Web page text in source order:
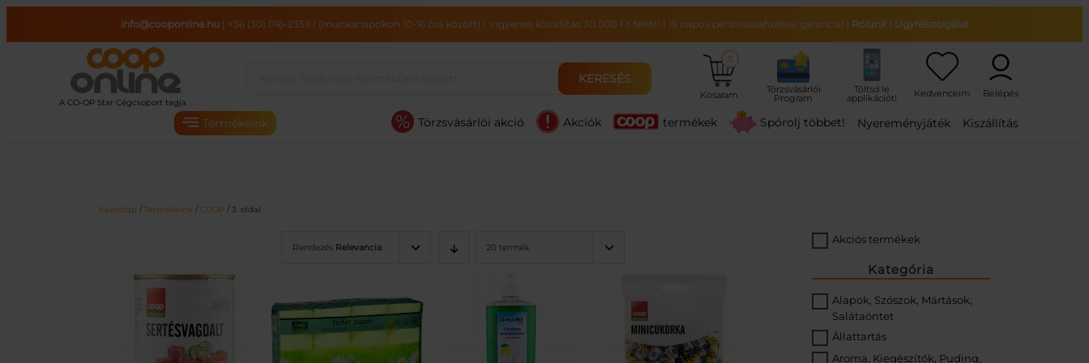
tartalomhoz
info@cooponline.hu | +36 (30) 016-2359| (munkanapokon 10-16 óra között) | Ingyenes kiszállítás 30.000 Ft felett! | 15 napos pénzvisszafizetési garancia! | Rólunk| Ügyfélszolgálat
KERESÉS
Kosaram
0
Termékeink Törzsvásárlói akció Akciók termékek Spórolj többet! Nyereményjáték Kiszállítás
Kezdőlap / Termékeink / COOP / 3. oldal
Rendezés Relevancia 20 termék
Akciós termékek
Kategória
Alapok, Szószok, Mártások,
Salátaöntet
Állattartás
Aroma, Kiegészítők, Puding,